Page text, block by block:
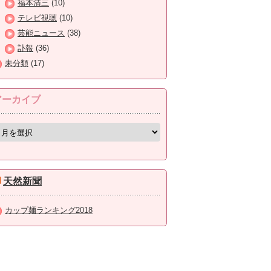
福本清三 (10)
テレビ視聴 (10)
芸能ニュース (38)
訃報 (36)
未分類 (17)
ーカイブ
天然新聞
カップ麺ランキング2018